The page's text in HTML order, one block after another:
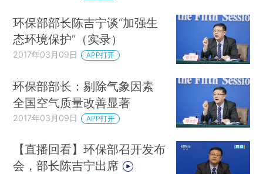
环保部部长陈吉宁谈“加强生
态环境保护”（实录）
2017年03月09日 APP打开
环保部部长：剔除气象因素
全国空气质量改善显著
2017年03月09日 APP打开
【直播回看】环保部召开发布
会，部长陈吉宁出席